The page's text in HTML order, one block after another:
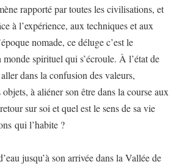
rapporté par toutes les civilisations, et
à l’expérience, aux techniques et aux
nomade, ce déluge c’est le
spirituel qui s’écroule. À l’état de
dans la confusion des valeurs,
à aliéner son être dans la course aux
sur soi et quel est le sens de sa vie
qui l’habite ?
jusqu’à son arrivée dans la Vallée de